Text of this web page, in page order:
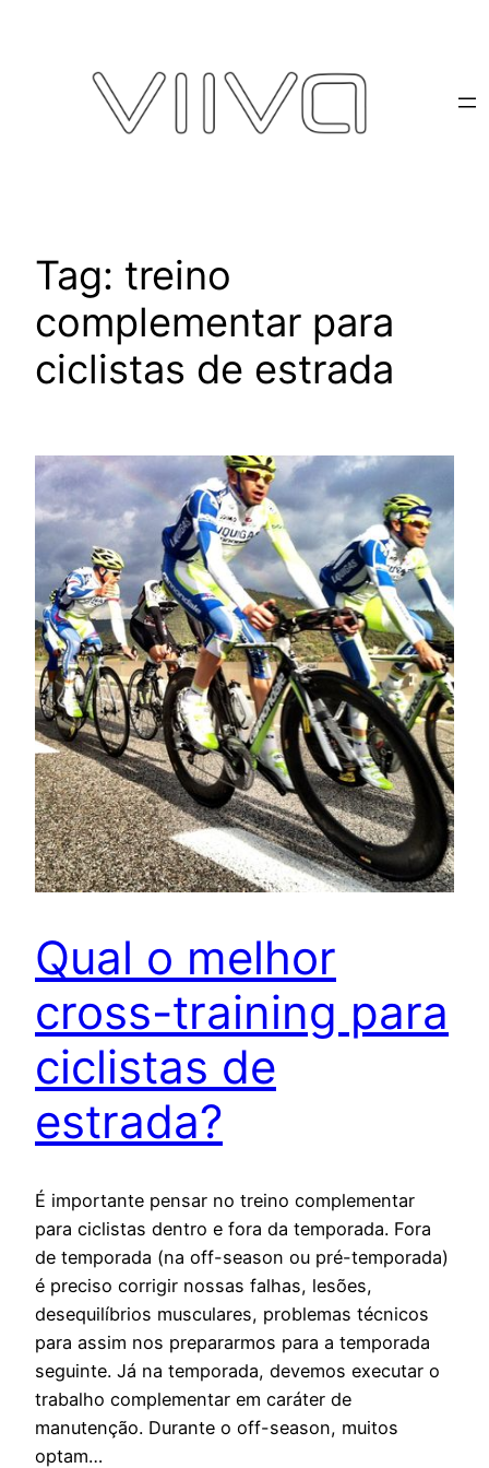
Tag: treino
complementar para
ciclistas de estrada
Qual o melhor
cross-training para
ciclistas de
estrada?
É importante pensar no treino complementar
para ciclistas dentro e fora da temporada. Fora
de temporada (na off-season ou pré-temporada)
é preciso corrigir nossas falhas, lesões,
desequilíbrios musculares, problemas técnicos
para assim nos prepararmos para a temporada
seguinte. Já na temporada, devemos executar o
trabalho complementar em caráter de
manutenção. Durante o off-season, muitos
optam…